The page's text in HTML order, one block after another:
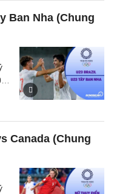
Ban Nha (Chung
Canada (Chung